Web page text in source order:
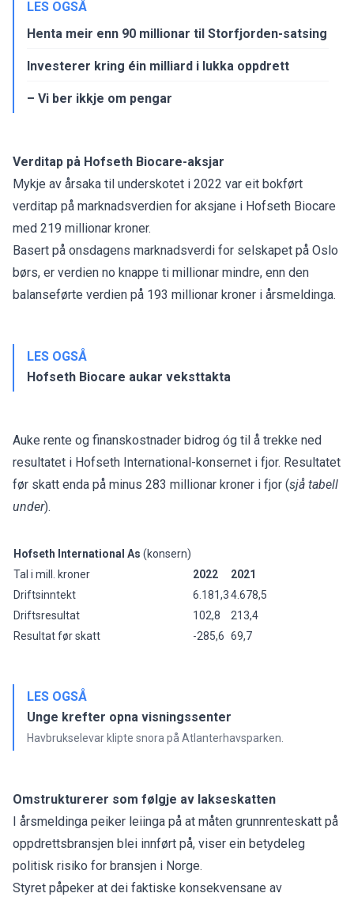
LES OGSÅ
Henta meir enn 90 millionar til Storfjorden-satsing
Investerer kring éin milliard i lukka oppdrett
– Vi ber ikkje om pengar
Verditap på Hofseth Biocare-aksjar
Mykje av årsaka til underskotet i 2022 var eit bokført
verditap på marknadsverdien for aksjane i Hofseth Biocare
med 219 millionar kroner.
Basert på onsdagens marknadsverdi for selskapet på Oslo
børs, er verdien no knappe ti millionar mindre, enn den
balanseførte verdien på 193 millionar kroner i årsmeldinga.
LES OGSÅ
Hofseth Biocare aukar veksttakta
Auke rente og finanskostnader bidrog óg til å trekke ned
resultatet i Hofseth International-konsernet i fjor. Resultatet
før skatt enda på minus 283 millionar kroner i fjor (sjå tabell
under).
Hofseth International As (konsern)
Tal i mill. kroner
2022
2021
Driftsinntekt
6.181,34.678,5
Driftsresultat
102,8
213,4
Resultat før skatt
-285,6 69,7
LES OGSÅ
Unge krefter opna visningssenter
Havbrukselevar klipte snora på Atlanterhavsparken.
Omstrukturerer som følgje av lakseskatten
I årsmeldinga peiker leiinga på at måten grunnrenteskatt på
oppdrettsbransjen blei innført på, viser ein betydeleg
politisk risiko for bransjen i Norge.
Styret påpeker at dei faktiske konsekvensane av